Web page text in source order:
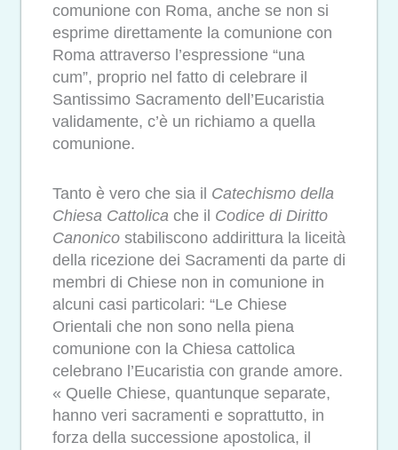
comunione con Roma, anche se non si
esprime direttamente la comunione con
Roma attraverso l’espressione “una
cum”, proprio nel fatto di celebrare il
Santissimo Sacramento dell’Eucaristia
validamente, c’è un richiamo a quella
comunione.
Tanto è vero che sia il Catechismo della
Chiesa Cattolica che il Codice di Diritto
Canonico stabiliscono addirittura la liceità
della ricezione dei Sacramenti da parte di
membri di Chiese non in comunione in
alcuni casi particolari: “Le Chiese
Orientali che non sono nella piena
comunione con la Chiesa cattolica
celebrano l’Eucaristia con grande amore.
« Quelle Chiese, quantunque separate,
hanno veri sacramenti e soprattutto, in
forza della successione apostolica, il